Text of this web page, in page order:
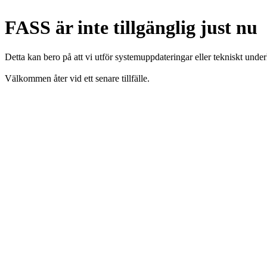
FASS är inte tillgänglig just nu
Detta kan bero på att vi utför systemuppdateringar eller tekniskt
Välkommen åter vid ett senare tillfälle.